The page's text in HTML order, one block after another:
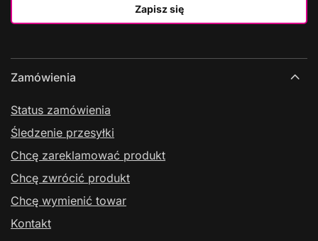
Zapisz się
Zamówienia
Status zamówienia
Śledzenie przesyłki
Chcę zareklamować produkt
Chcę zwrócić produkt
Chcę wymienić towar
Kontakt